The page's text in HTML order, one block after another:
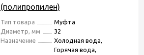
(полипропилен)
Тип товара
Муфта
Диаметр, мм
32
Назначение
Холодная вода,
Горячая вода,